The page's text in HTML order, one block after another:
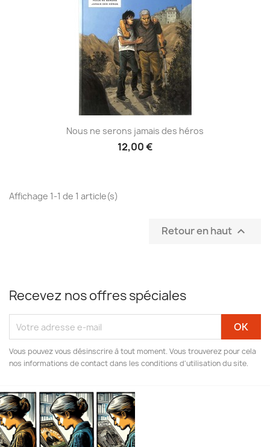
Nous ne serons jamais des héros
12,00 €
Affichage 1-1 de 1 article(s)
Retour en haut 
Recevez nos offres spéciales
Vous pouvez vous désinscrire à tout moment. Vous trouverez pour cela
nos informations de contact dans les conditions d'utilisation du site.